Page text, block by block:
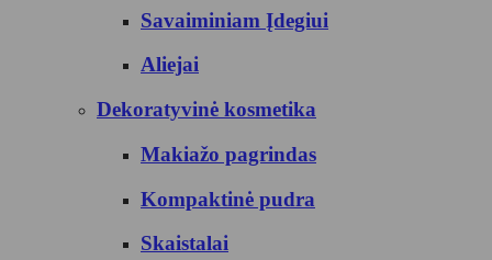
Savaiminiam Įdegiui
Aliejai
Dekoratyvinė kosmetika
Makiažo pagrindas
Kompaktinė pudra
Skaistalai